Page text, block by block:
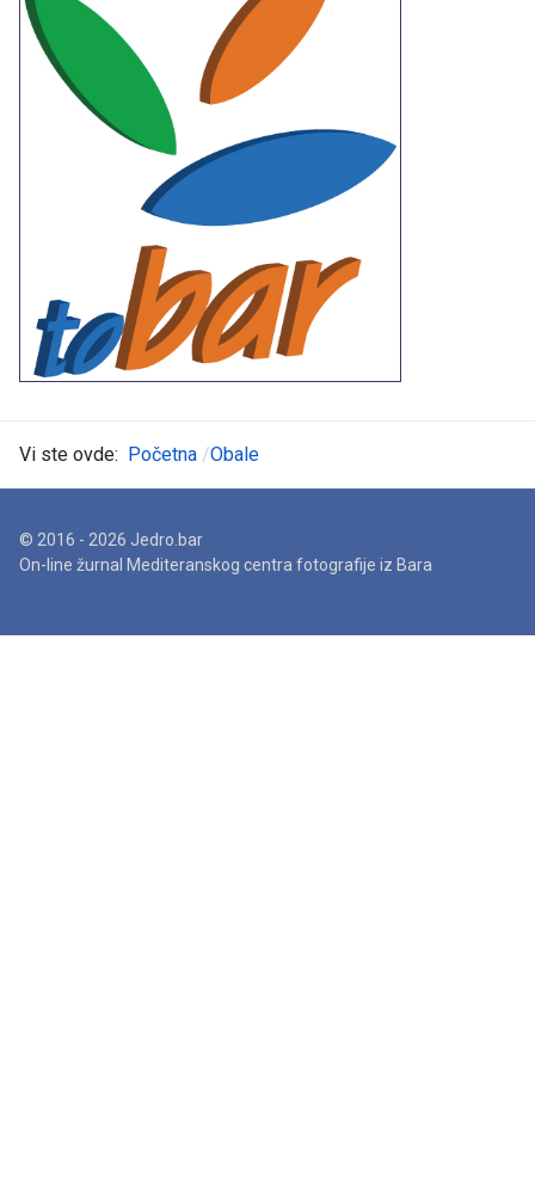
Vi ste ovde: Početna Obale
© 2016 - 2026 Jedro.bar
On-line žurnal Mediteranskog centra fotografije iz Bara